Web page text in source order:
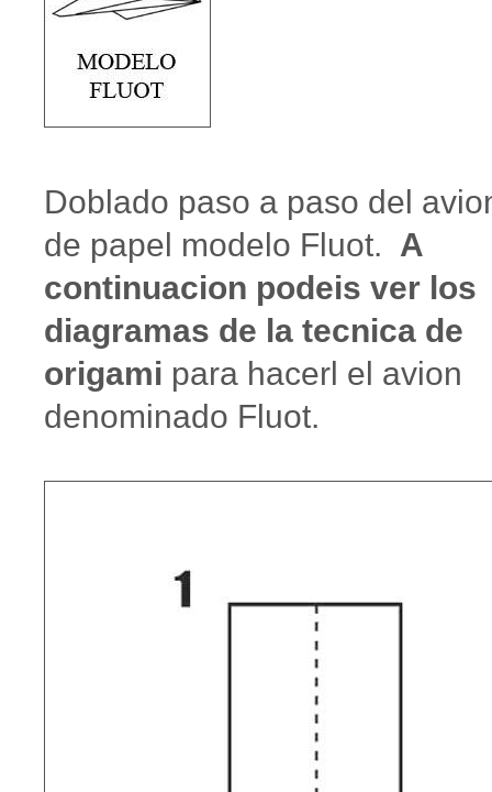
Doblado paso a paso del
de papel modelo Fluot. A
continuacion podeis ver los
diagramas de la tecnica de
origami para hacerl el avion
denominado Fluot.